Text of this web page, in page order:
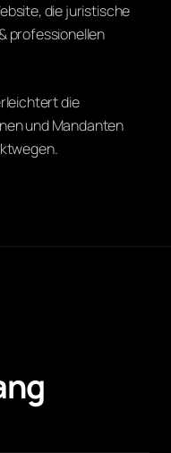
die juristische
professionellen
die
und Mandanten